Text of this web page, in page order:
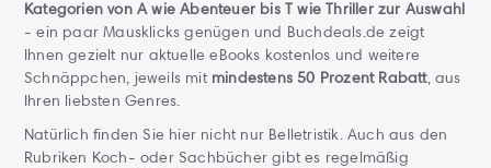
Kategorien von A wie Abenteuer bis T wie Thriller zur Auswahl
- ein paar Mausklicks genügen und Buchdeals.de zeigt
Ihnen gezielt nur aktuelle eBooks kostenlos und weitere
Schnäppchen, jeweils mit mindestens 50 Prozent Rabatt, aus
Ihren liebsten Genres.
Natürlich finden Sie hier nicht nur Belletristik. Auch aus den
Rubriken Koch- oder Sachbücher gibt es regelmäßig